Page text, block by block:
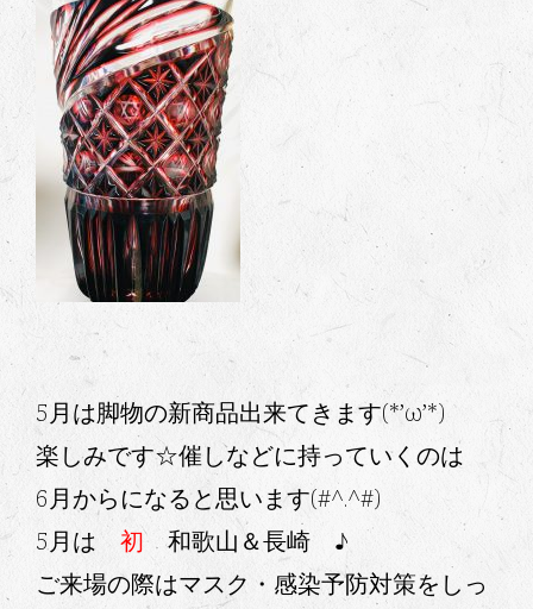
5月は脚物の新商品出来てきます(*’ω’*)
楽しみです☆催しなどに持っていくのは
6月からになると思います(#^.^#)
5月は 初和歌山＆長崎 ♪
ご来場の際はマスク・感染予防対策をしっ